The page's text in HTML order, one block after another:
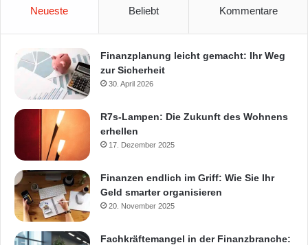
Neueste Beliebt Kommentare
Finanzplanung leicht gemacht: Ihr Weg
zur Sicherheit
30. April 2026
R7s-Lampen: Die Zukunft des Wohnens
erhellen
17. Dezember 2025
Finanzen endlich im Griff: Wie Sie Ihr
Geld smarter organisieren
20. November 2025
Fachkräftemangel in der Finanzbranche: